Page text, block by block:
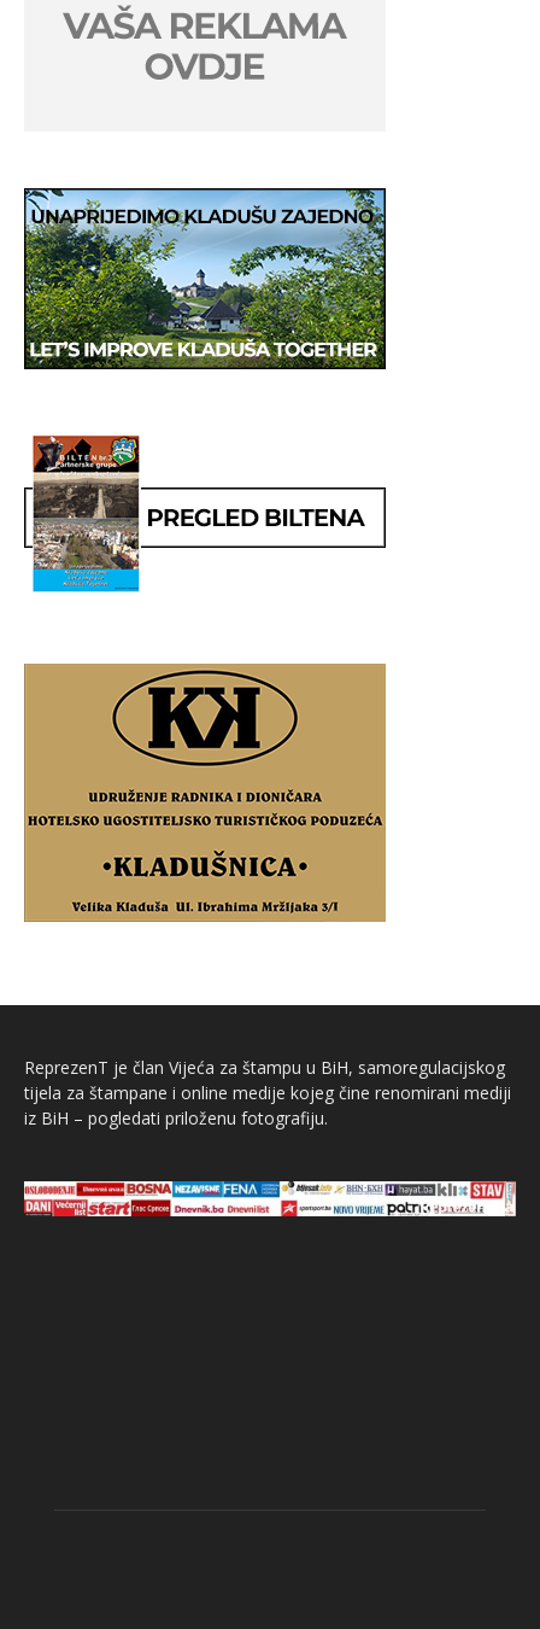
ReprezenT je član Vijeća za štampu u BiH, samoregulacijskog
tijela za štampane i online medije kojeg čine renomirani mediji
iz BiH – pogledati priloženu fotografiju.